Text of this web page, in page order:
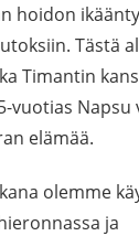
hoidon
Tästä
Timantin
vuotias Napsu
elämää.
olemme
ja